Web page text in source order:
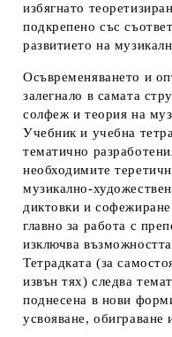
избягнато
подкрепено със
развитието на
Осъвременяването и
залегнало в самата
солфеж и теория на
Учебник и учебна
тематично
необходимите
музикално-
диктовки и
главно за работа с
изключва
Тетрадката (за
извън тях) следва
поднесена в нови
усвояване, обиграване